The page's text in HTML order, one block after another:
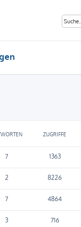
ZUGRIFFE
7 1363
2 8226
7 4864
3 716